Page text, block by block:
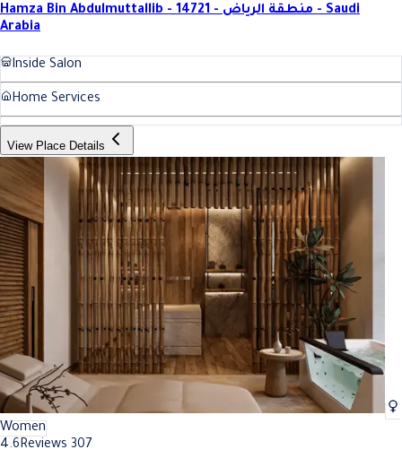
Hamza Bin Abdulmuttallib - 14721 - منطقة الرياض - Saudi
Arabia
Inside Salon
Home Services
View Place Details
Women
4.6Reviews 307